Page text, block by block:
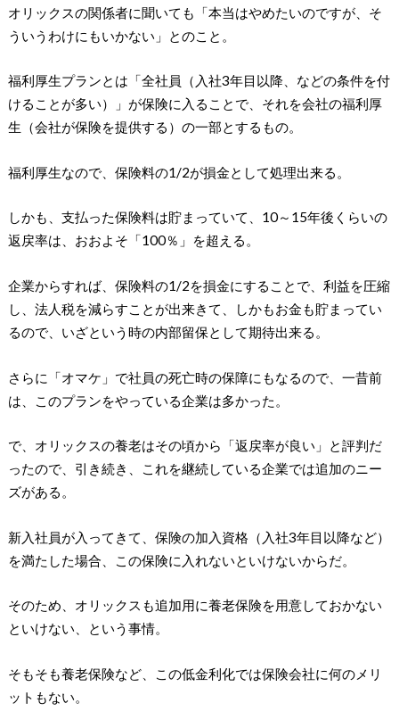
オリックスの関係者に聞いても「本当はやめたいのですが、そ
ういうわけにもいかない」とのこと。
福利厚生プランとは「全社員（入社3年目以降、などの条件を付
けることが多い）」が保険に入ることで、それを会社の福利厚
生（会社が保険を提供する）の一部とするもの。
福利厚生なので、保険料の1/2が損金として処理出来る。
しかも、支払った保険料は貯まっていて、10～15年後くらいの
返戻率は、おおよそ「100％」を超える。
企業からすれば、保険料の1/2を損金にすることで、利益を圧縮
し、法人税を減らすことが出来きて、しかもお金も貯まってい
るので、いざという時の内部留保として期待出来る。
さらに「オマケ」で社員の死亡時の保障にもなるので、一昔前
は、このプランをやっている企業は多かった。
で、オリックスの養老はその頃から「返戻率が良い」と評判だ
ったので、引き続き、これを継続している企業では追加のニー
ズがある。
新入社員が入ってきて、保険の加入資格（入社3年目以降など）
を満たした場合、この保険に入れないといけないからだ。
そのため、オリックスも追加用に養老保険を用意しておかない
といけない、という事情。
そもそも養老保険など、この低金利化では保険会社に何のメリ
ットもない。